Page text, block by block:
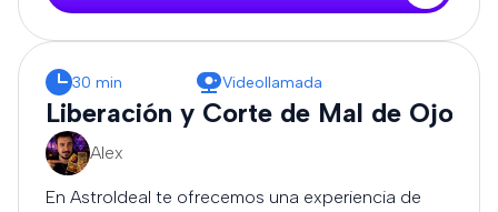
finalizar, si el momento lo permite, podrás realizar
preguntas relacionadas con el mensaje recibido.
30 min Videollamada
Liberación y Corte de Mal de Ojo
Alex
En AstroIdeal te ofrecemos una experiencia de